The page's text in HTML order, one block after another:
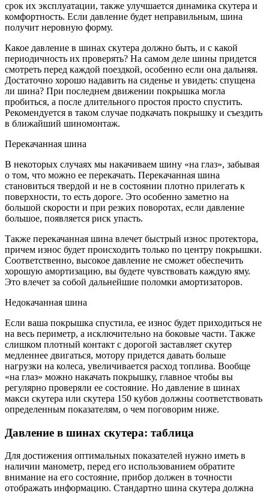
срок их эксплуатации, также улучшается динамика скутера и
комфортность. Если давление будет неправильным, шина
получит неровную форму.
Какое давление в шинах скутера должно быть, и с какой
периодичность их проверять? На самом деле шины придется
смотреть перед каждой поездкой, особенно если она дальняя.
Достаточно хорошо надавить на сиденье и увидеть: спущена
ли шина? При последнем движении покрышка могла
пробиться, а после длительного простоя просто спустить.
Рекомендуется в таком случае подкачать покрышку и съездить
в ближайший шиномонтаж.
Перекачанная шина
В некоторых случаях мы накачиваем шину «на глаз», забывая
о том, что можно ее перекачать. Перекачанная шина
становиться твердой и не в состоянии плотно прилегать к
поверхности, то есть дороге. Это особенно заметно на
большой скорости и при резких поворотах, если давление
большое, появляется риск упасть.
Также перекачанная шина влечет быстрый износ протектора,
причем износ будет происходить только по центру покрышки.
Соответственно, высокое давление не сможет обеспечить
хорошую амортизацию, вы будете чувствовать каждую яму.
Это влечет за собой дальнейшие поломки амортизаторов.
Недокачанная шина
Если ваша покрышка спустила, ее износ будет приходиться не
на весь периметр, а исключительно на боковые части. Также
слишком плотный контакт с дорогой заставляет скутер
медленнее двигаться, мотору придется давать больше
нагрузки на колеса, увеличивается расход топлива. Вообще
«на глаз» можно накачать покрышку, главное чтобы вы
регулярно проверяли ее состояние. Но давление в шинах
макси скутера или скутера 150 кубов должны соответствовать
определенным показателям, о чем поговорим ниже.
Давление в шинах скутера: таблица
Для достижения оптимальных показателей нужно иметь в
наличии манометр, перед его использованием обратите
внимание на его состояние, прибор должен в точности
отображать информацию. Стандартно шина скутера должна